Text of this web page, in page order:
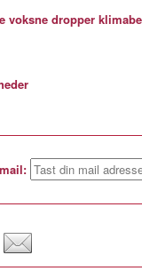
voksne dropper